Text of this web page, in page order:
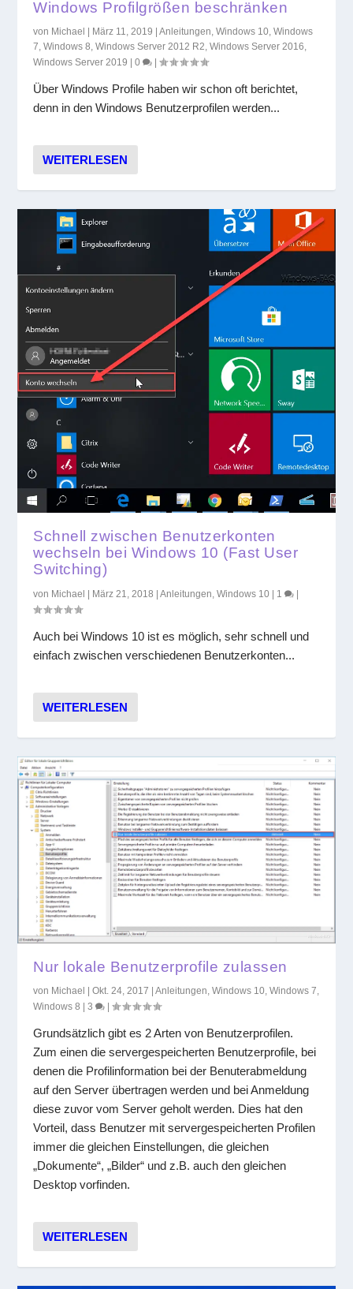
Windows Profilgrößen beschränken
von Michael | März 11, 2019 |Anleitungen ,Windows 10 ,Windows
7 ,Windows 8 ,Windows Server 2012 R2 ,Windows Server 2016
Windows Server 2019 |0 |
Über Windows Profile haben wir schon oft berichtet,
denn in den Windows Benutzerprofilen werden...
WEITERLESEN
Schnell zwischen Benutzerkonten
wechseln bei Windows 10 (Fast User
Switching)
von Michael März 21, 2018 |Anleitungen,Windows 10 1
Auch bei Windows 10 ist es möglich, sehr schnell und
einfach zwischen verschiedenen Benutzerkonten...
WEITERLESEN
Nur lokale Benutzerprofile zulassen
von Michael |Okt. 24, 2017 |Anleitungen ,Windows 10 ,Windows 7
Windows 8 |3 |
Grundsätzlich gibt es 2 Arten von Benutzerprofilen.
Zum einen die servergespeicherten Benutzerprofile, bei
denen die Profilinformation bei der Benuterabmeldung
auf den Server übertragen werden und bei Anmeldung
diese zuvor vom Server geholt werden. Dies hat den
Vorteil, dass Benutzer mit servergespeicherten Profilen
immer die gleichen Einstellungen, die gleichen
„Dokumente“, „Bilder“ und z.B. auch den gleichen
Desktop vorfinden.
WEITERLESEN